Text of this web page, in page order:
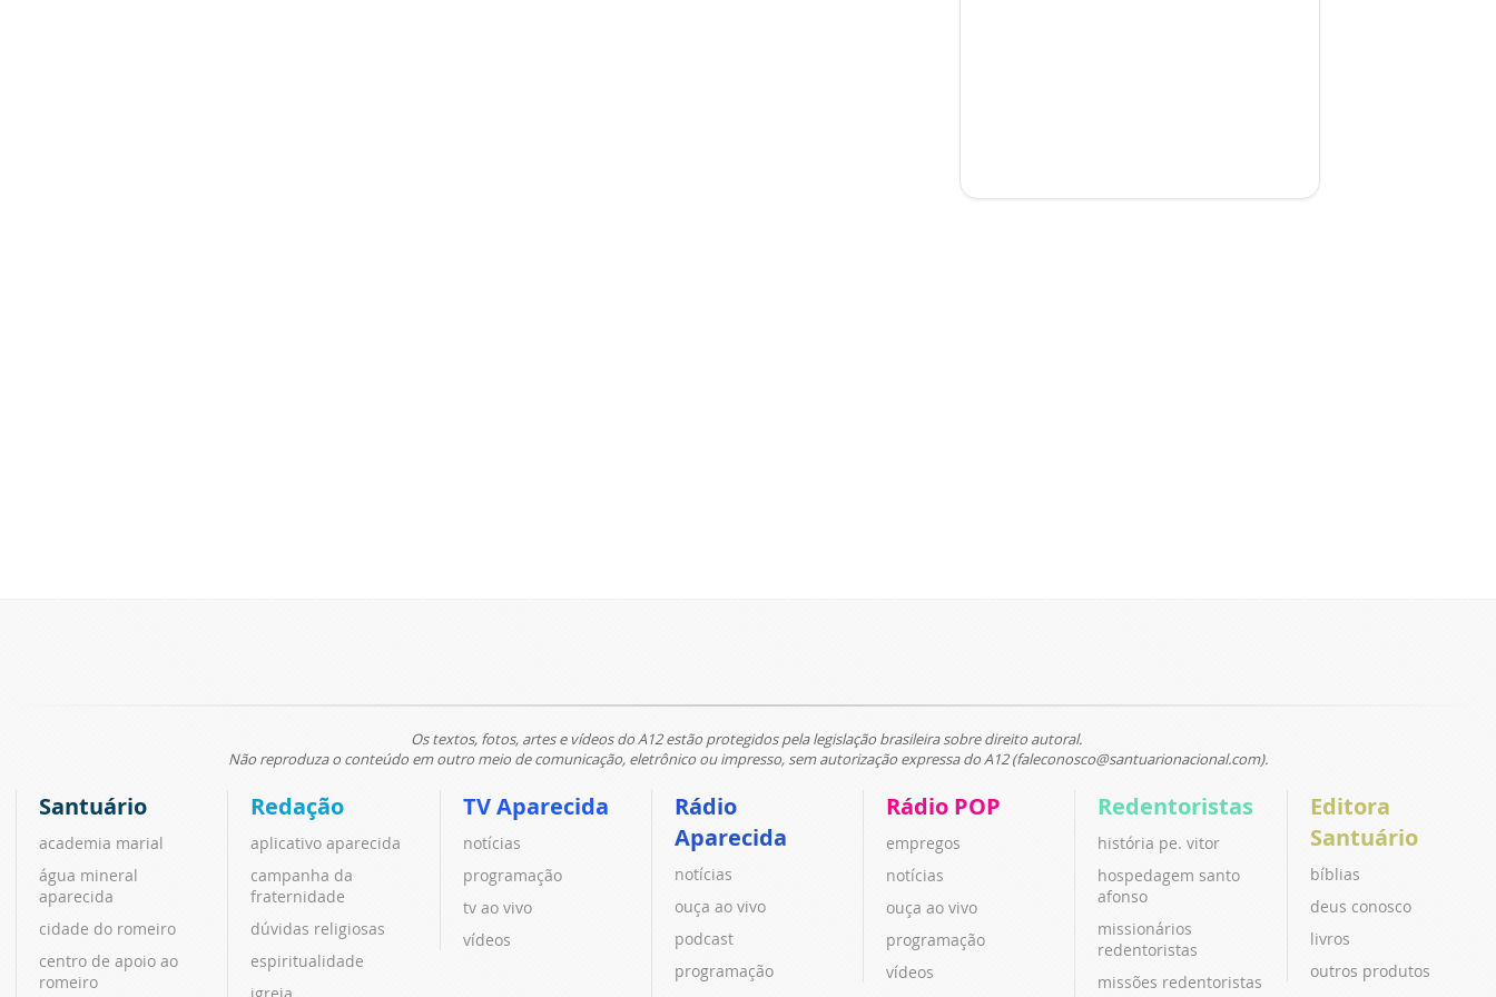
Os textos, fotos, artes e vídeos do A12 estão protegidos pela legislação brasileira sobre direito autoral.
Não reproduza o conteúdo em outro meio de comunicação, eletrônico ou impresso, sem autorização expressa do A12 (faleconosco@santuarionacional.com).
Santuário
academia marial
água mineral
aparecida
cidade do romeiro
centro de apoio ao
romeiro
Redação
aplicativo aparecida
campanha da
fraternidade
dúvidas religiosas
espiritualidade
igreja
TV Aparecida
notícias
programação
tv ao vivo
vídeos
Rádio
Aparecida
notícias
ouça ao vivo
podcast
programação
Rádio POP
empregos
notícias
ouça ao vivo
programação
vídeos
Redentoristas
história pe. vitor
hospedagem santo
afonso
missionários
redentoristas
missões redentoristas
Editora
Santuário
bíblias
deus conosco
livros
outros produtos